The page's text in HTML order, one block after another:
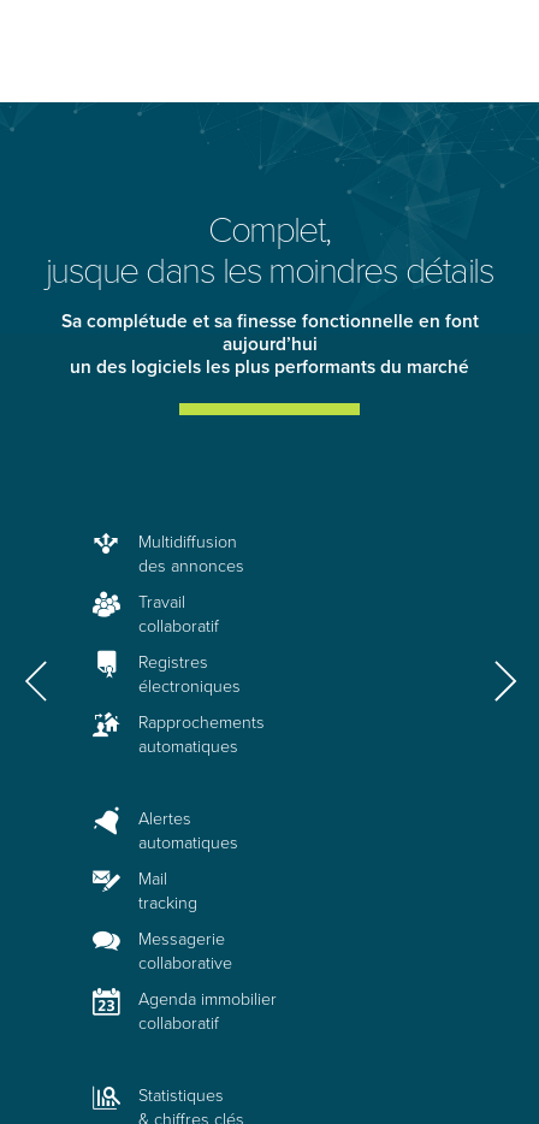
Complet,
jusque dans les moindres détails
Sa complétude et sa finesse fonctionnelle en font
aujourd’hui
un des logiciels les plus performants du marché
Multidiffusion
des annonces
Travail
collaboratif
Registres
électroniques
Rapprochements
automatiques
Alertes
automatiques
Mail
tracking
Messagerie
collaborative
Agenda immobilier
collaboratif
Statistiques